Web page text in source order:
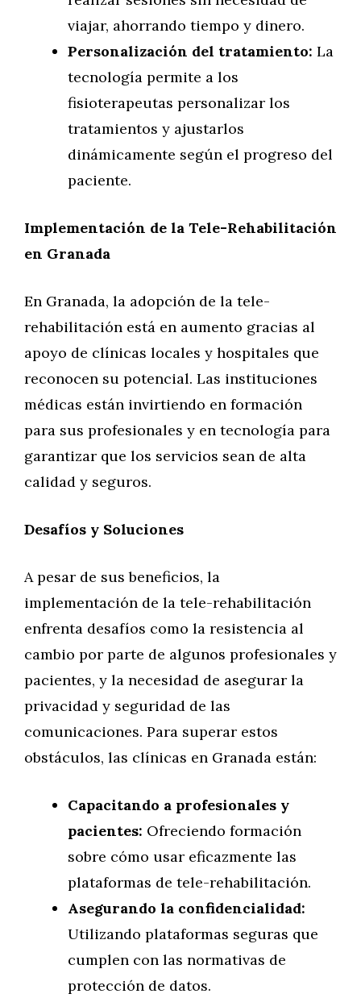
viajar, ahorrando tiempo y dinero.
Personalización del tratamiento: La
tecnología permite a los
fisioterapeutas personalizar los
tratamientos y ajustarlos
dinámicamente según el progreso del
paciente.
Implementación de la Tele-Rehabilitación
en Granada
En Granada, la adopción de la tele-
rehabilitación está en aumento gracias al
apoyo de clínicas locales y hospitales que
reconocen su potencial. Las instituciones
médicas están invirtiendo en formación
para sus profesionales y en tecnología para
garantizar que los servicios sean de alta
calidad y seguros.
Desafíos y Soluciones
A pesar de sus beneficios, la
implementación de la tele-rehabilitación
enfrenta desafíos como la resistencia al
cambio por parte de algunos profesionales y
pacientes, y la necesidad de asegurar la
privacidad y seguridad de las
comunicaciones. Para superar estos
obstáculos, las clínicas en Granada están:
Capacitando a profesionales y
pacientes: Ofreciendo formación
sobre cómo usar eficazmente las
plataformas de tele-rehabilitación.
Asegurando la confidencialidad:
Utilizando plataformas seguras que
cumplen con las normativas de
protección de datos.